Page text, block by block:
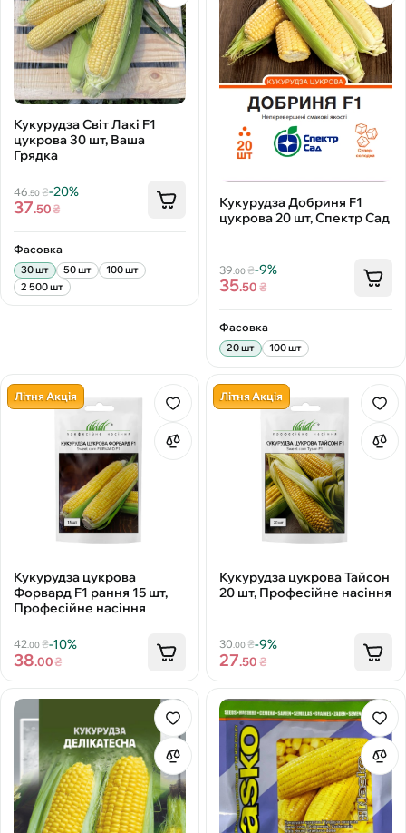
Кукурудза Світ Лакі F1
цукрова 30 шт, Ваша
Грядка
46 .50₴-20%
37.50₴
Фасовка
30 шт 50 шт
100 шт
2 500 шт
Кукурудза Добриня F1
цукрова 20 шт, Спектр Сад
39 .00 ₴-9%
35.50₴
Фасовка
20 шт 100 шт
Літня Акція
Кукурудза цукрова
Форвард F1 рання 15 шт,
Професійне насіння
42.00₴-10%
38.00₴
Літня Акція
Кукурудза цукрова Тайсон
20 шт, Професійне насіння
30.00 ₴-9%
27.50₴